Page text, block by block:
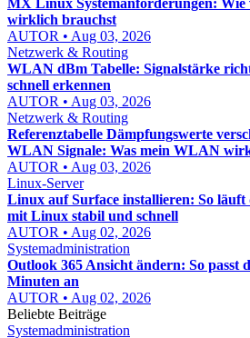
MX Linux Systemanforderungen: Wie
wirklich brauchst
AUTOR • Aug 03, 2026
Netzwerk & Routing
WLAN dBm Tabelle: Signalstärke
schnell erkennen
AUTOR • Aug 03, 2026
Netzwerk & Routing
Referenztabelle Dämpfungswerte
WLAN Signale: Was mein WLAN
AUTOR • Aug 03, 2026
Linux-Server
Linux auf Surface installieren: So
mit Linux stabil und schnell
AUTOR • Aug 02, 2026
Systemadministration
Outlook 365 Ansicht ändern: So passt
Minuten an
AUTOR • Aug 02, 2026
Beliebte Beiträge
Systemadministration